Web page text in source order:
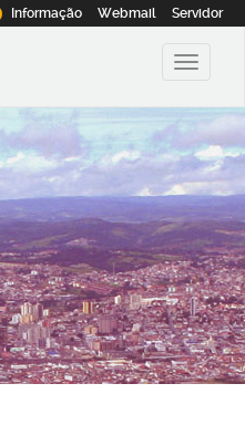
Informação Webmail Servidor